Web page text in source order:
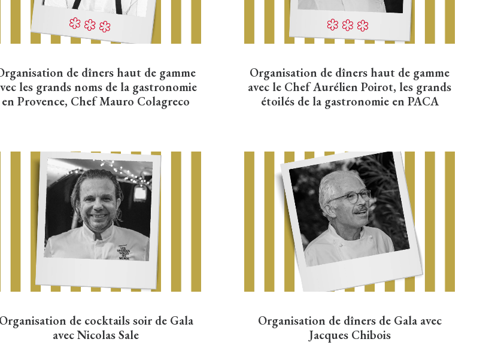
de dîners haut de gamme
les grands noms de la gastronomie
en Provence, Chef Mauro Colagreco
Organisation de dîners haut de gamme
avec le Chef Aurélien Poirot, les grands
étoilés de la gastronomie en PACA
Organisation de cocktails soir de Gala
avec Nicolas Sale
Organisation de dîners de Gala avec
Jacques Chibois